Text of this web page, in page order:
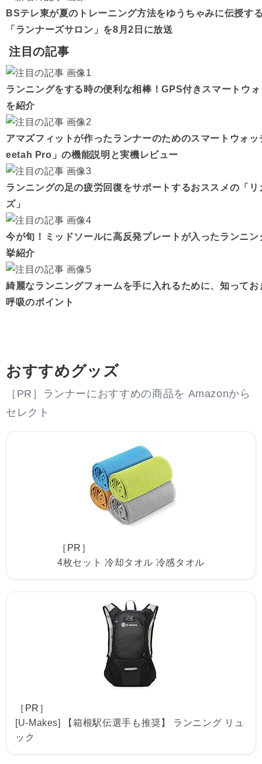
BSテレ東が夏のトレーニング方法をゆうちゃみに伝授す
「ランナーズサロン」を8月2日に放送
注目の記事
ランニングをする時の便利な相棒！GPS付きスマートウ
を紹介
アマズフィットが作ったランナーのためのスマートウォ
eetah Pro」の機能説明と実機レビュー
ランニングの足の疲労回復をサポートするおススメの「
ズ」
今が旬！ミッドソールに高反発プレートが入ったランニン
挙紹介
綺麗なランニングフォームを手に入れるために、知ってお
呼吸のポイント
おすすめグッズ
［PR］ランナーにおすすめの商品を Amazonから
セレクト
［PR］
4枚セット 冷却タオル 冷感タオル
［PR］
[U-Makes] 【箱根駅伝選手も推奨】 ランニング リュ
ック